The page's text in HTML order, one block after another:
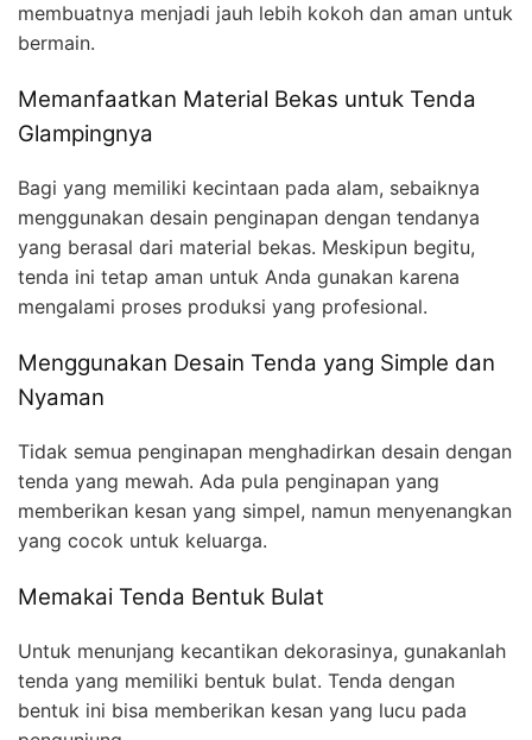
membuatnya menjadi jauh lebih kokoh dan aman untuk
bermain.
Memanfaatkan Material Bekas untuk Tenda
Glampingnya
Bagi yang memiliki kecintaan pada alam, sebaiknya
menggunakan desain penginapan dengan tendanya
yang berasal dari material bekas. Meskipun begitu,
tenda ini tetap aman untuk Anda gunakan karena
mengalami proses produksi yang profesional.
Menggunakan Desain Tenda yang Simple dan
Nyaman
Tidak semua penginapan menghadirkan desain dengan
tenda yang mewah. Ada pula penginapan yang
memberikan kesan yang simpel, namun menyenangkan
yang cocok untuk keluarga.
Memakai Tenda Bentuk Bulat
Untuk menunjang kecantikan dekorasinya, gunakanlah
tenda yang memiliki bentuk bulat. Tenda dengan
bentuk ini bisa memberikan kesan yang lucu pada